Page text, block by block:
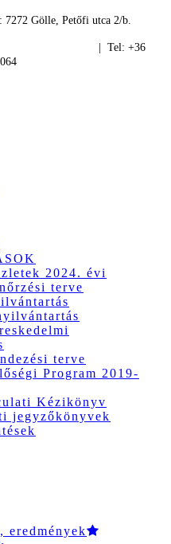
Gölle, Petőfi utca 2/b.
| Tel: +36
2024. évi
terve
terve
Program 2019-
Kézikönyv
jegyzőkönyvek
eredmények